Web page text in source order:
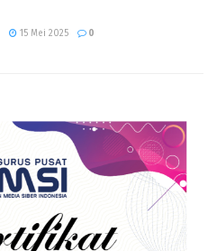
15 Mei 2025 0